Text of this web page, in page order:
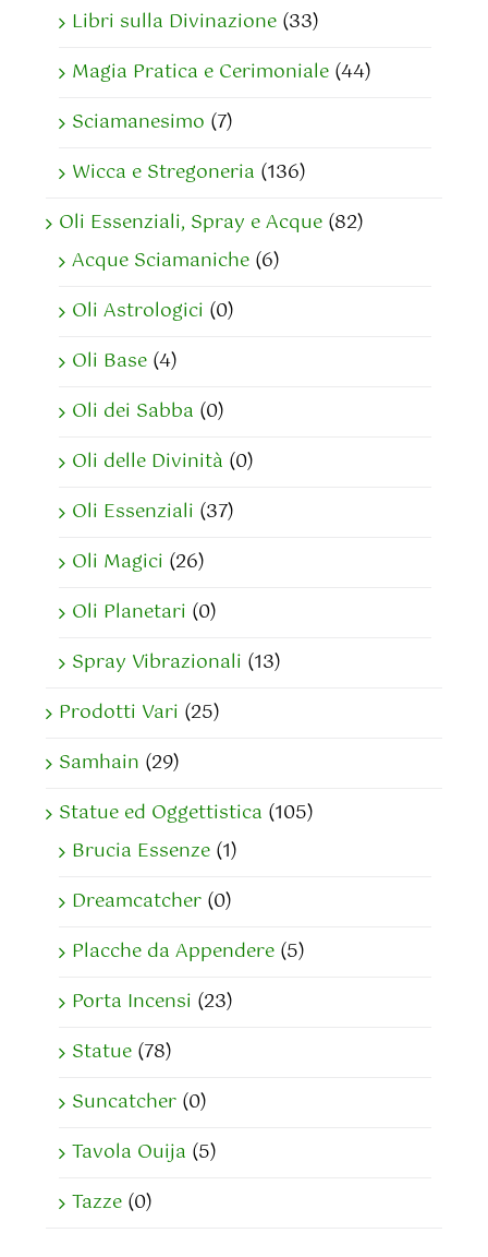
Libri sulla Divinazione (33)
Magia Pratica e Cerimoniale (44)
Sciamanesimo (7)
Wicca e Stregoneria (136)
Oli Essenziali, Spray e Acque (82)
Acque Sciamaniche (6)
Oli Astrologici (0)
Oli Base (4)
Oli dei Sabba (0)
Oli delle Divinità (0)
Oli Essenziali (37)
Oli Magici (26)
Oli Planetari (0)
Spray Vibrazionali (13)
Prodotti Vari (25)
Samhain (29)
Statue ed Oggettistica (105)
Brucia Essenze (1)
Dreamcatcher (0)
Placche da Appendere (5)
Porta Incensi (23)
Statue (78)
Suncatcher (0)
Tavola Ouija (5)
Tazze (0)